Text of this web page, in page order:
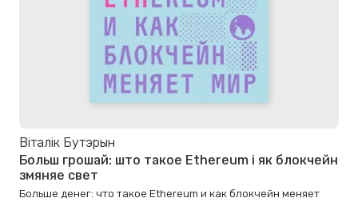
Віталік Бутэрын
Больш грошай: што такое Ethereum і як блокчейн
змяняе свет
Больше денег: что такое Ethereum и как блокчейн меняет